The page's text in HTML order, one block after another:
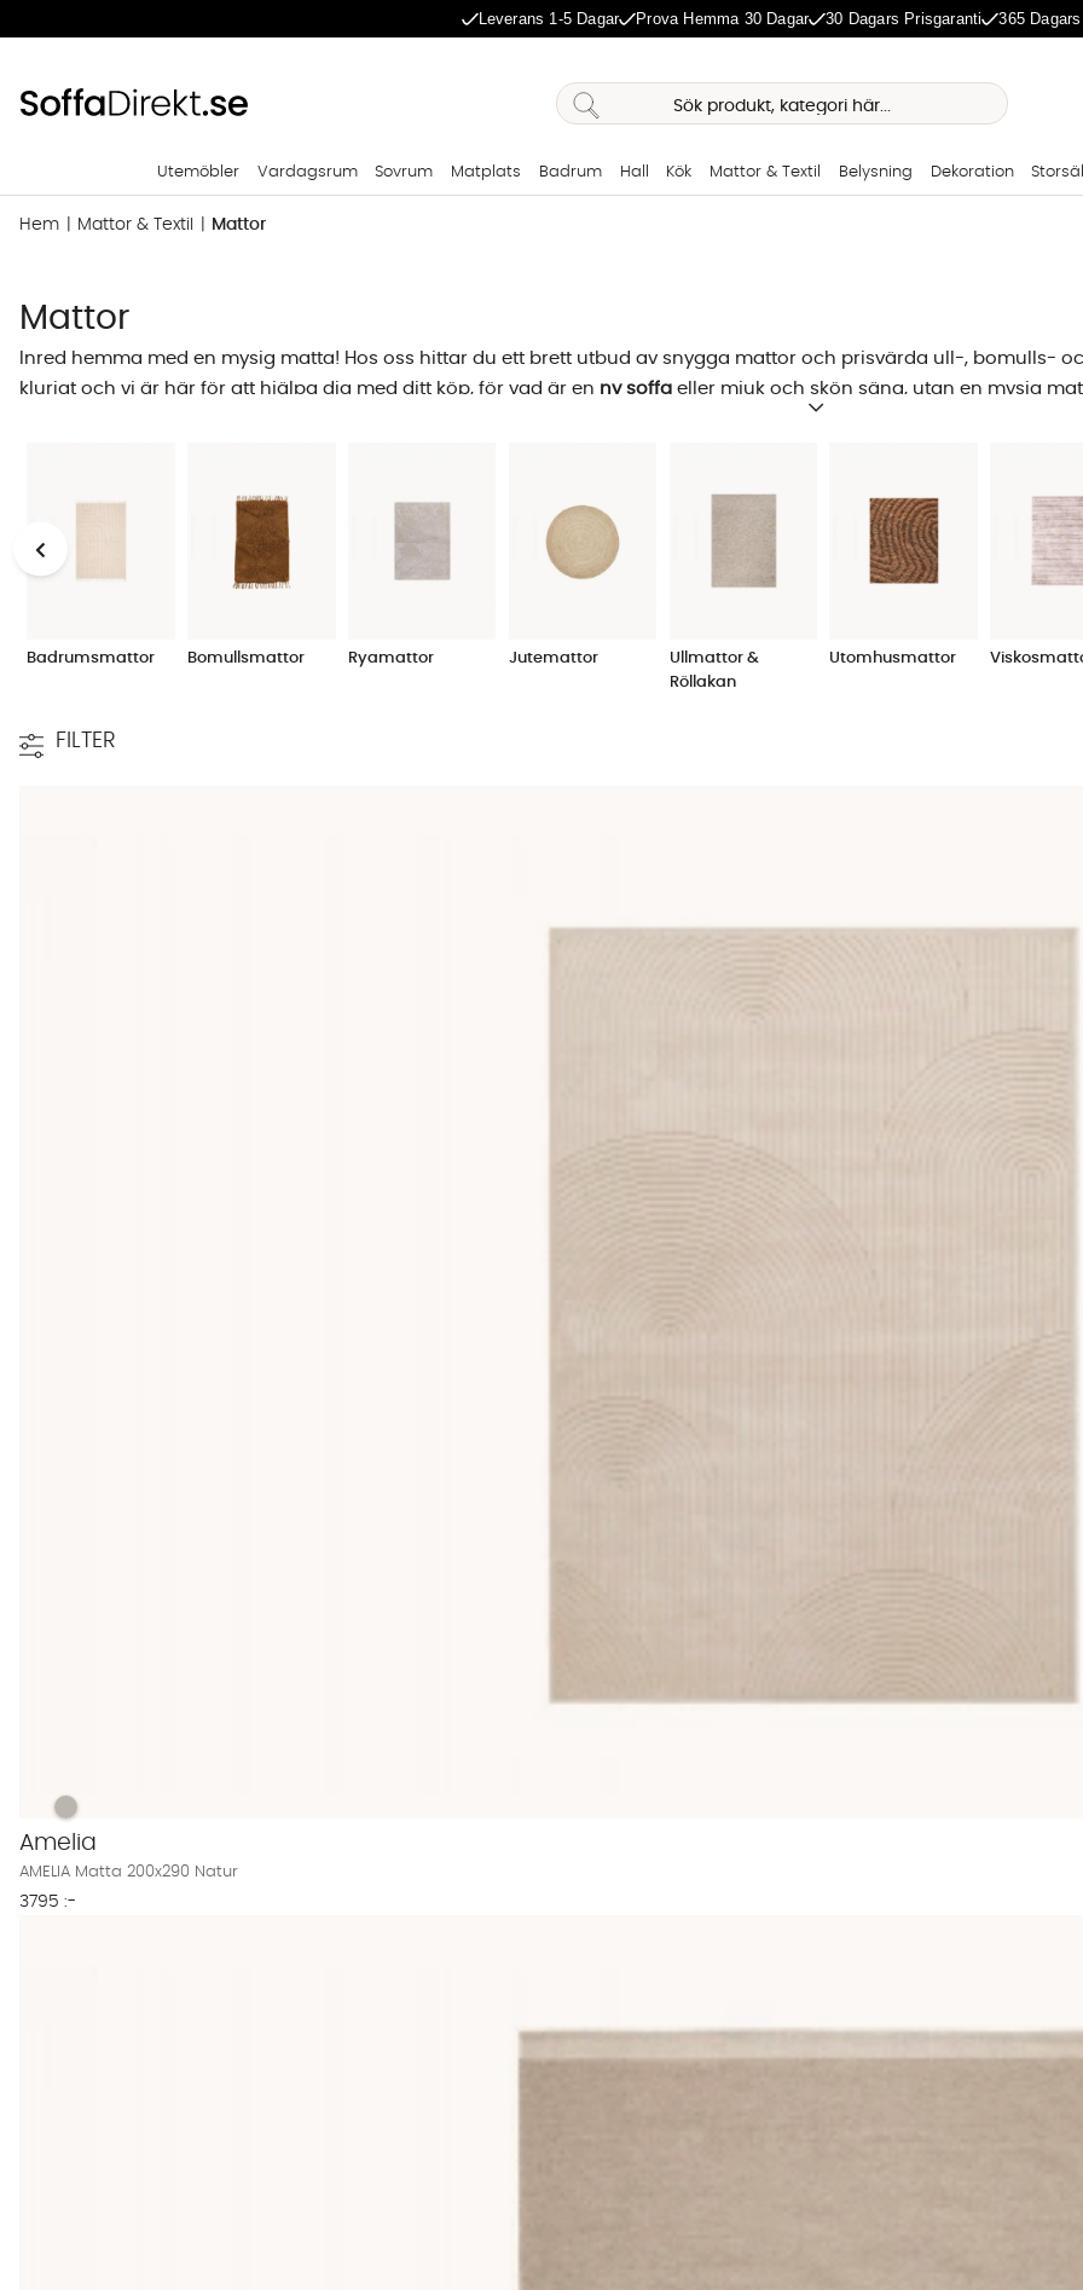
Leverans 1-5 Dagar Prova Hemma 30 Dagar 30 Dagars Prisgaranti 365
Utemöbler Vardagsrum Sovrum Matplats Badrum Hall Kök Mattor & Textil Belysning Dekoration
Hem Mattor & Textil Mattor
Mattor
Inred hemma med en mysig matta! Hos oss hittar du ett brett utbud av snygga mattor och prisvärda ull-, bomulls-
klurigt och vi är här för att hjälpa dig med ditt köp, för vad är en ny soffa eller mjuk och skön säng, utan en mysig
inredningsdetalj som sätter prägel på ett helt rum. Lika självklart som det är för oss att hålla en hög kvalitet på våra
Försök att hitta en stil och storlek som passar för just din matta. Kanske har du en mörk och modern soffa och
med en lite ljusare matta? Eller har du en stor soffgrupp och behöver något rustikt och rejält i form av matta för att
var tänkt från början. Ofta är det ett beslut man sällan ångrar när man väl ser skillnaden.
matta. Söker du en skimrande viskosmatta för att matcha
matta med hänsyn till övrig inredning, såsom so
Hos SoffaDirekt kan du handla matta online på ett tryggt, bekvämt och enkelt sätt. Våra mattor håller hög kvalitet
Badrumsmattor Bomullsmattor Ryamattor Jutemattor
Ullmattor &
Röllakan
Utomhusmattor
FILTER
AMELIA Matta 200x290 Natur Finns även i dessa färger:
AMELIA Matta 200x290 Natur
Amelia
AMELIA Matta 200x290 Natur
3795 :-